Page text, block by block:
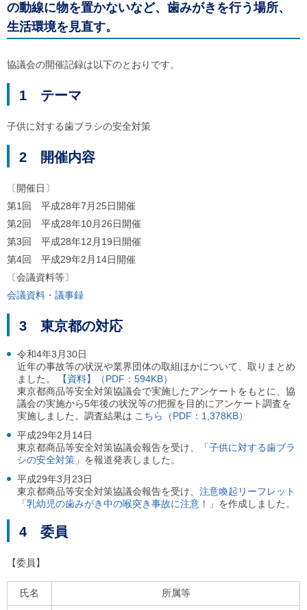
へ
サ
イ
の
ご
利
案
の動線に物を置かないなど、歯みがきを行う場所、
生活環境を見直す。
協議会の開催記録は以下のとおりです。
1 テーマ
子供に対する歯ブラシの安全対策
2 開催内容
〔開催日〕
第1回 平成28年7月25日開催
第2回 平成28年10月26日開催
第3回 平成28年12月19日開催
第4回 平成29年2月14日開催
〔会議資料等〕
会議資料・議事録
3 東京都の対応
令和4年3月30日
近年の事故等の状況や業界団体の取組ほかについて、取りまとめ
ました。
【資料】（PDF：594KB）
東京都商品等安全対策協議会で実施したアンケートをもとに、協
議会の実施から5年後の状況等の把握を目的にアンケート調査を
実施しました。調査結果は こちら（PDF：1,378KB）
平成29年2月14日
東京都商品等安全対策協議会報告を受け、「子供に対する歯ブラ
シの安全対策 」を報道発表しました。
平成29年3月23日
東京都商品等安全対策協議会報告を受け、 注意喚起リーフレット
「乳幼児の歯みがき中の喉突き事故に注意！」 を作成しました。
4 委員
【委員】
氏名 所属等